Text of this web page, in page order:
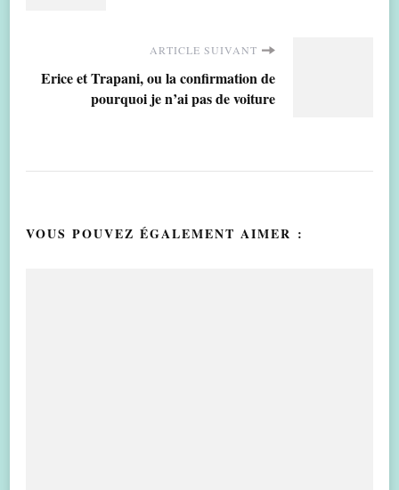
ARTICLE SUIVANT
Erice et Trapani, ou la confirmation de
pourquoi je n’ai pas de voiture
VOUS POUVEZ ÉGALEMENT AIMER :